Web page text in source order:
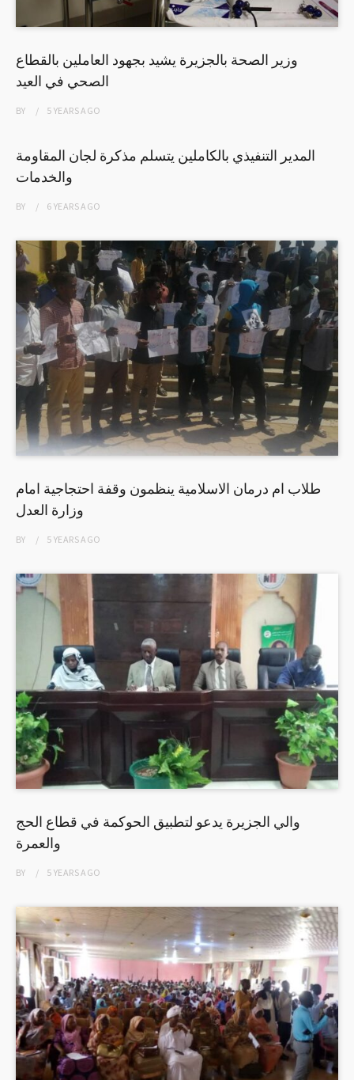
وزير الصحة بالجزيرة يشيد بجهود العاملين بالقطاع
الصحي في العيد
BY 5 YEARSAGO
المدير التنفيذي بالكاملين يتسلم مذكرة لجان المقاومة
والخدمات
BY 6 YEARSAGO
طلاب ام درمان الاسلامية ينظمون وقفة احتجاجية امام
وزارة العدل
BY 5 YEARSAGO
والي الجزيرة يدعو لتطبيق الحوكمة في قطاع الحج
والعمرة
BY 5 YEARSAGO